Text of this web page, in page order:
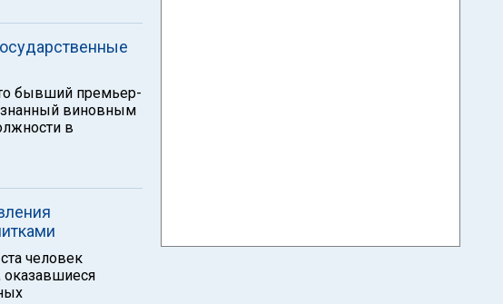
бывший премьер-
виновным
в
человек
оказавшиеся